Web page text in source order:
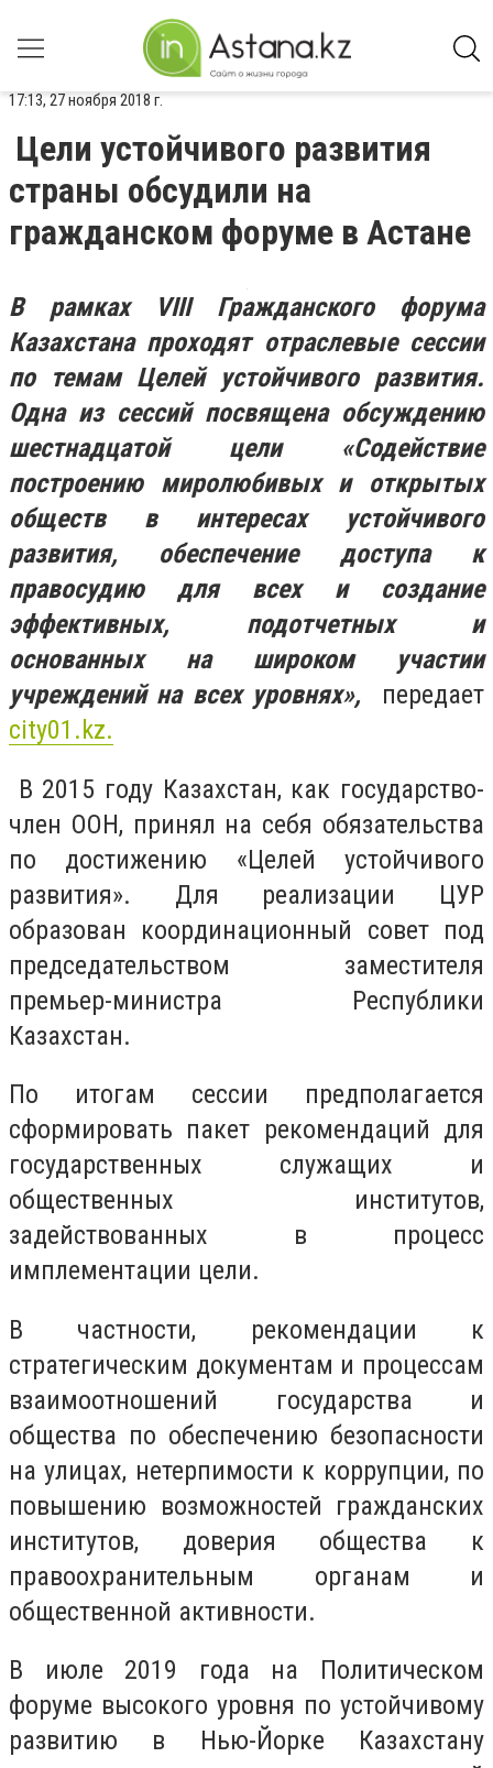
17:13, 27 ноября 2018 г.
Цели устойчивого развития
страны обсудили на
гражданском форуме в Астане
В рамках VIII Гражданского форума
Казахстана проходят отраслевые сессии
по темам Целей устойчивого развития.
Одна из сессий посвящена обсуждению
шестнадцатой цели «Содействие
построению миролюбивых и открытых
обществ в интересах устойчивого
развития, обеспечение доступа к
правосудию для всех и создание
эффективных, подотчетных и
основанных на широком участии
учреждений на всех уровнях»,
передает
city01.kz.
В 2015 году Казахстан, как государство-
член ООН, принял на себя обязательства
по достижению «Целей устойчивого
развития». Для реализации ЦУР
образован координационный совет под
председательством заместителя
премьер-министра Республики
Казахстан.
По итогам сессии предполагается
сформировать пакет рекомендаций для
государственных служащих и
общественных институтов,
задействованных в процесс
имплементации цели.
В частности, рекомендации к
стратегическим документам и процессам
взаимоотношений государства и
общества по обеспечению безопасности
на улицах, нетерпимости к коррупции, по
повышению возможностей гражданских
институтов, доверия общества к
правоохранительным органам и
общественной активности.
В июле 2019 года на Политическом
форуме высокого уровня по устойчивому
развитию в Нью-Йорке Казахстану